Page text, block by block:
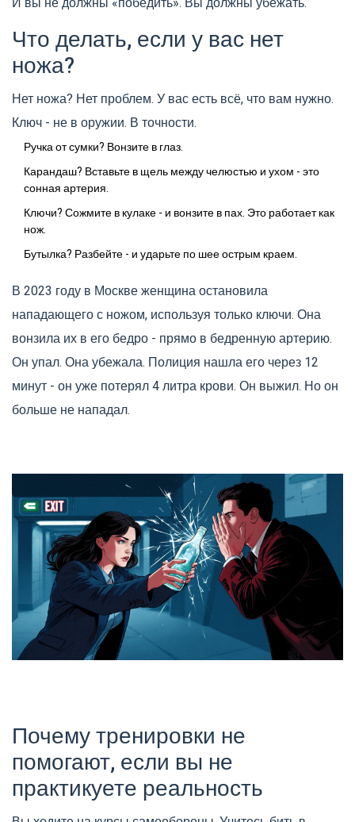
Что делать, если у вас нет
ножа?
Нет ножа? Нет проблем. У вас есть всё, что вам нужно.
Ключ - не в оружии. В точности.
Ручка от сумки? Вонзите в глаз.
Карандаш? Вставьте в щель между челюстью и ухом - это
сонная артерия.
Ключи? Сожмите в кулаке - и вонзите в пах. Это работает как
нож.
Бутылка? Разбейте - и ударьте по шее острым краем.
В 2023 году в Москве женщина остановила
нападающего с ножом, используя только ключи. Она
вонзила их в его бедро - прямо в бедренную артерию.
Он упал. Она убежала. Полиция нашла его через 12
минут - он уже потерял 4 литра крови. Он выжил. Но он
больше не нападал.
Почему тренировки не
помогают, если вы не
практикуете реальность